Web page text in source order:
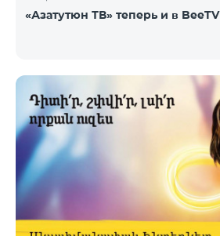
«Азатутюн ТВ» теперь и в BeeTV